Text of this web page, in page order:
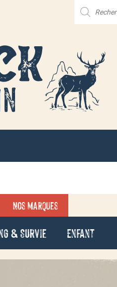
Nos marques
& Survie Enfant